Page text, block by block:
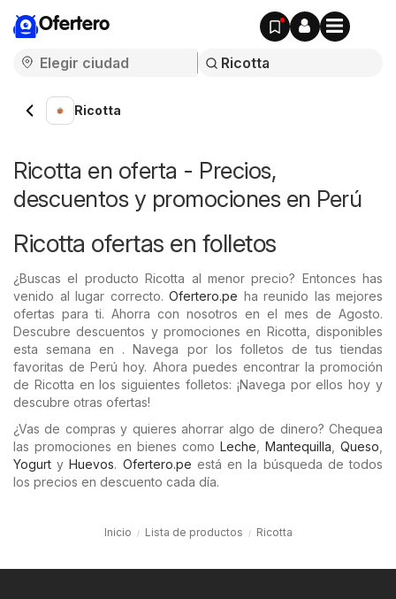
Ofertero
Ricotta
Ricotta en oferta - Precios,
descuentos y promociones en Perú
Ricotta ofertas en folletos
¿Buscas el producto Ricotta al menor precio? Entonces has
venido al lugar correcto. Ofertero.pe ha reunido las mejores
ofertas para ti. Ahorra con nosotros en el mes de Agosto.
Descubre descuentos y promociones en Ricotta, disponibles
esta semana en . Navega por los folletos de tus tiendas
favoritas de Perú hoy. Ahora puedes encontrar la promoción
de Ricotta en los siguientes folletos: ¡Navega por ellos hoy y
descubre otras ofertas!
¿Vas de compras y quieres ahorrar algo de dinero? Chequea
las promociones en bienes como Leche Mantequilla Queso
Yogurt yHuevos. Ofertero.pe está en la búsqueda de todos
los precios en descuento cada día.
Inicio Lista de productos Ricotta